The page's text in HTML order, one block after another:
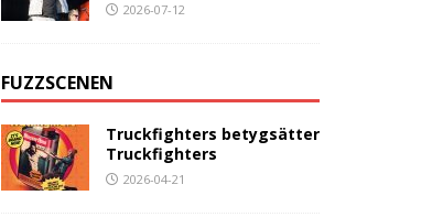
2026-07-12
FUZZSCENEN
Truckfighters betygsätter
Truckfighters
2026-04-21